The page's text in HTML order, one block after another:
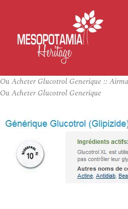
Ou Acheter Glucotrol Generique ::
Ou Acheter Glucotrol Generique